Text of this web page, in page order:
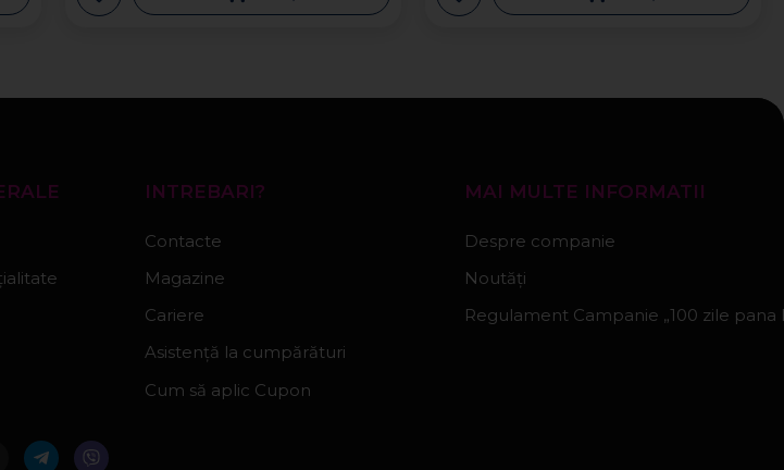
INTREBARI?
Contacte
Magazine
Cariere
Asistență la cumpărături
Cum să aplic Cupon
MAI MULTE INFORMATII
Despre companie
Noutăți
Regulament Campanie „100 zile pana